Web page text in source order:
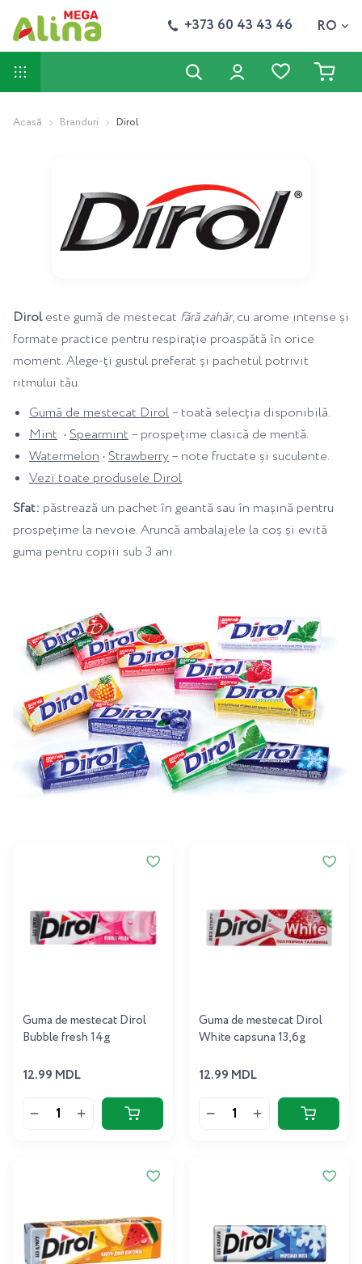
+373 60 43 43 46 RO
Acasă Branduri Dirol
Diroleste gumă de mestecat fără zahăr, cu arome intense și
formate practice pentru respirație proaspătă în orice
moment. Alege-ți gustul preferat și pachetul potrivit
ritmului tău.
Gumă de mestecat Dirol– toată selecția disponibilă.
Mint •Spearmint– prospețime clasică de mentă.
Watermelon•Strawberry– note fructate și suculente.
Vezi toate produsele Dirol
Sfat: păstrează un pachet în geantă sau în mașină pentru
prospețime la nevoie. Aruncă ambalajele la coș și evită
guma pentru copiii sub 3 ani.
Guma de mestecat Dirol
Bubble fresh 14g
12.99 MDL
Guma de mestecat Dirol
White capsuna 13,6g
12.99 MDL